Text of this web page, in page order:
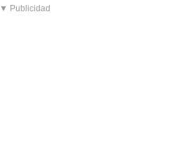
▼ Publicidad